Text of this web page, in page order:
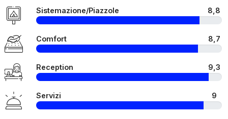
Sistemazione/Piazzole 8,8
Comfort 8,7
Reception 9,3
Servizi 9